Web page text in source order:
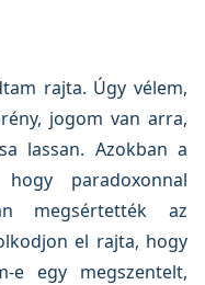
rajta. Úgy vélem,
jogom van arra,
lassan. Azokban a
paradoxonnal
megsértették az
el rajta, hogy
e egy megszentelt,